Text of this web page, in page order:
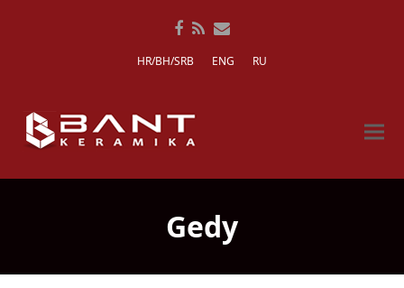
Facebook
RSSEmail
HR/BH/SRB ENG RU
Gedy